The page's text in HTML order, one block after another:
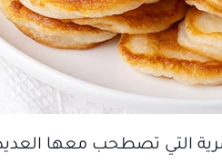
التي تصطحب معها